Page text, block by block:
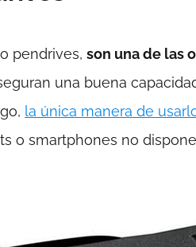
pendrives, son una de las
una buena
la única manera de
o smartphones no